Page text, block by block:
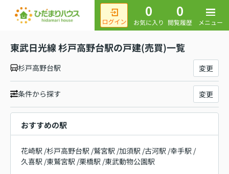
0
お気に入り
0
閲覧履歴 メニュー
東武日光線 杉戸高野台駅の戸建(売買)一覧
杉戸高野台駅 変更
条件から探す 変更
おすすめの駅
花崎駅 /杉戸高野台駅 /鷲宮駅 /加須駅 /古河駅 /幸手駅 /
久喜駅 /東鷲宮駅 /栗橋駅 /東武動物公園駅